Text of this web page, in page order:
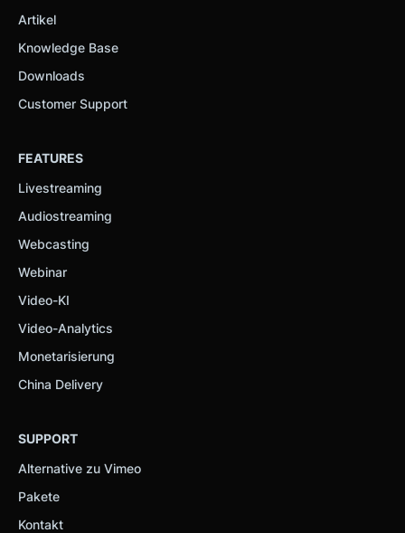
Artikel
Knowledge Base
Downloads
Customer Support
FEATURES
Livestreaming
Audiostreaming
Webcasting
Webinar
Video-KI
Video-Analytics
Monetarisierung
China Delivery
SUPPORT
Alternative zu Vimeo
Pakete
Kontakt